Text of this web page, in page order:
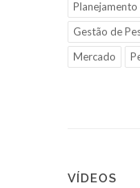
Planejamento
Gestão de
Mercado
VÍDEOS